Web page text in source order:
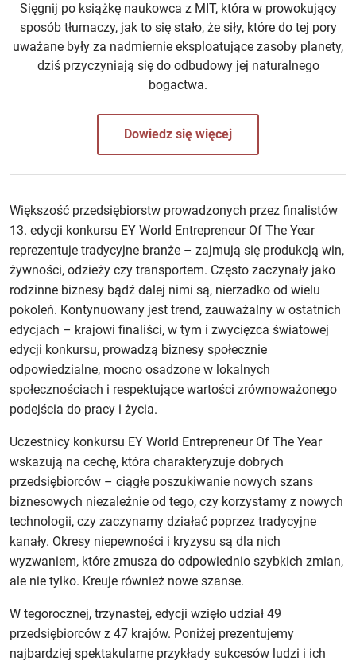
Sięgnij po książkę naukowca z MIT, która w prowokujący
sposób tłumaczy, jak to się stało, że siły, które do tej pory
uważane były za nadmiernie eksploatujące zasoby planety,
dziś przyczyniają się do odbudowy jej naturalnego
bogactwa.
Dowiedz się więcej
Większość przedsiębiorstw prowadzonych przez finalistów
13. edycji konkursu EY World Entrepreneur Of The Year
reprezentuje tradycyjne branże – zajmują się produkcją win,
żywności, odzieży czy transportem. Często zaczynały jako
rodzinne biznesy bądź dalej nimi są, nierzadko od wielu
pokoleń. Kontynuowany jest trend, zauważalny w ostatnich
edycjach – krajowi finaliści, w tym i zwycięzca światowej
edycji konkursu, prowadzą biznesy społecznie
odpowiedzialne, mocno osadzone w lokalnych
społecznościach i respektujące wartości zrównoważonego
podejścia do pracy i życia.
Uczestnicy konkursu EY World Entrepreneur Of The Year
wskazują na cechę, która charakteryzuje dobrych
przedsiębiorców – ciągłe poszukiwanie nowych szans
biznesowych niezależnie od tego, czy korzystamy z nowych
technologii, czy zaczynamy działać poprzez tradycyjne
kanały. Okresy niepewności i kryzysu są dla nich
wyzwaniem, które zmusza do odpowiednio szybkich zmian,
ale nie tylko. Kreuje również nowe szanse.
W tegorocznej, trzynastej, edycji wzięło udział 49
przedsiębiorców z 47 krajów. Poniżej prezentujemy
najbardziej spektakularne przykłady sukcesów ludzi i ich